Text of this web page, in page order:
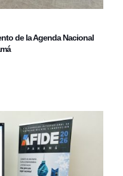
de la Agenda Nacional